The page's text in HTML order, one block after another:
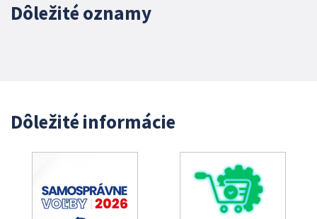
Dôležité oznamy
Dôležité informácie